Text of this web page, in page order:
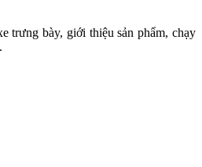
trưng bày, giới thiệu sản phẩm, chạy